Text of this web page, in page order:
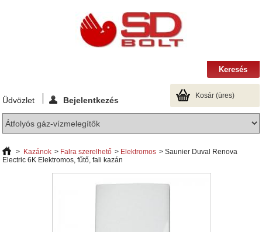
Kosár (üres)
Üdvözlet Bejelentkezés
> Kazánok > Falra szerelhető > Elektromos > Saunier Duval Renova
Electric 6K Elektromos, fűtő, fali kazán